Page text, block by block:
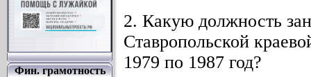
Фин. грамотность
2. Какую должность
Ставропольской
1979 по 1987 год?